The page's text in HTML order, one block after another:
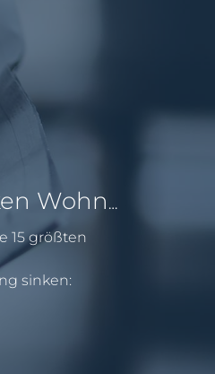
Pendeln lohnt sich: So stark sinken Wohnungspreise im Umland
15 größten
sinken: